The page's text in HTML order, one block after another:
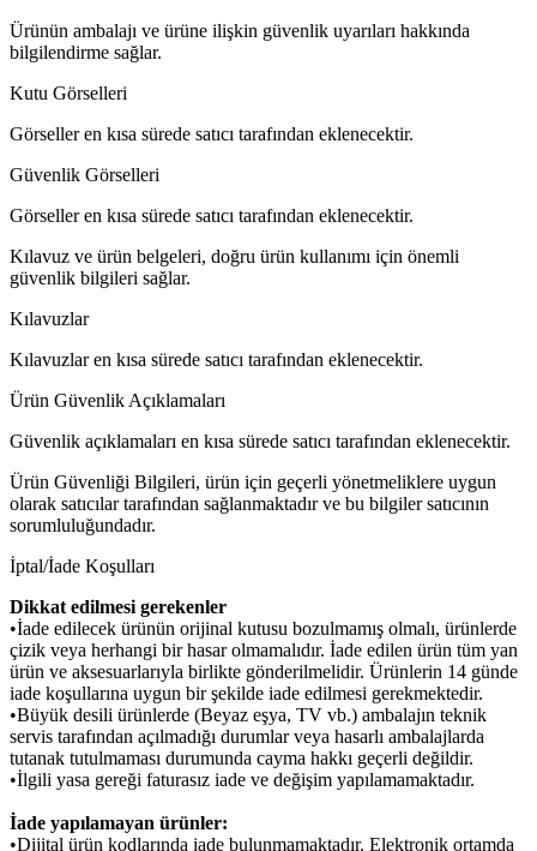
Ürünün ambalajı ve ürüne ilişkin güvenlik uyarıları hakkında
bilgilendirme sağlar.
Kutu Görselleri
Görseller en kısa sürede satıcı tarafından eklenecektir.
Güvenlik Görselleri
Görseller en kısa sürede satıcı tarafından eklenecektir.
Kılavuz ve ürün belgeleri, doğru ürün kullanımı için önemli
güvenlik bilgileri sağlar.
Kılavuzlar
Kılavuzlar en kısa sürede satıcı tarafından eklenecektir.
Ürün Güvenlik Açıklamaları
Güvenlik açıklamaları en kısa sürede satıcı tarafından eklenecektir.
Ürün Güvenliği Bilgileri, ürün için geçerli yönetmeliklere uygun
olarak satıcılar tarafından sağlanmaktadır ve bu bilgiler satıcının
sorumluluğundadır.
İptal/İade Koşulları
Dikkat edilmesi gerekenler
•İade edilecek ürünün orijinal kutusu bozulmamış olmalı, ürünlerde
çizik veya herhangi bir hasar olmamalıdır. İade edilen ürün tüm yan
ürün ve aksesuarlarıyla birlikte gönderilmelidir. Ürünlerin 14 günde
iade koşullarına uygun bir şekilde iade edilmesi gerekmektedir.
•Büyük desili ürünlerde (Beyaz eşya, TV vb.) ambalajın teknik
servis tarafından açılmadığı durumlar veya hasarlı ambalajlarda
tutanak tutulmaması durumunda cayma hakkı geçerli değildir.
•İlgili yasa gereği faturasız iade ve değişim yapılamamaktadır.
İade yapılamayan ürünler:
•Dijital ürün kodlarında iade bulunmamaktadır. Elektronik ortamda